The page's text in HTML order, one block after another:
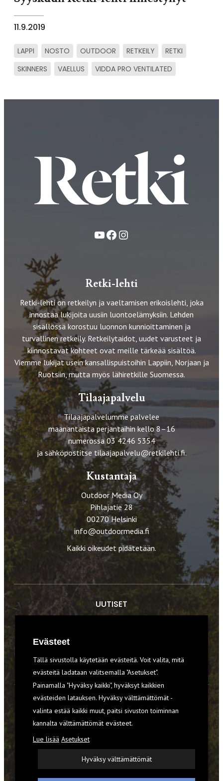
11.9.2019
LAPPI NOSTO OUTDOOR RETKEILY
RETKI
SKINNERS
VAELLUS VIDDA PRO VENTILATED
YouTube
FacebookInstagram
Retki-lehti
Retki-lehti on retkeilyn ja vaeltamisen erikoislehti, joka
innostaa lukijoita uusiin luontoelämyksiin. Lehden
sisällössä korostuu luonnon kunnioittaminen ja
turvallinen retkeily. Retkeilytaidot, uudet varusteet ja
kiinnostavat kohteet ovat meille tärkeää sisältöä.
Viemme lukijat usein kansallispuistoihin Lappiin, Norjaan ja
Ruotsiin, mutta myös lähiretkille Suomessa.
Tilaajapalvelu
Tilaajapalvelumme palvelee
maanantaista perjantaihin kello 8–16
numerossa 03 4246 5354
ja sähköpostitse tilaajapalvelu@retkilehti.fi.
Kustantaja
Outdoor Media Oy
Pihlajatie 28
00270 Helsinki
info@outdoormedia.fi
Kaikki oikeudet pidätetään.
UUTISET
VARUSTEET
TILAA RETKI-LEHTI
YHTEYSTIEDOT
REKISTERISELOSTE
EVÄSTEET
Evästeet
Tällä sivustolla käytetään evästeitä. Voit valita, mitä
evästeitä ladataan valitsemalla "Asetukset".
Painamalla "Hyväksy kaikki", hyväksyt kaikkien
evästeiden latauksen. Hyväksy välttämättömät -
valinta estää kaikki muut, paitsi sivuston toiminnan
kannalta välttämättömät evästeet.
Lue lisää Asetukset
Hyväksy välttämättömät